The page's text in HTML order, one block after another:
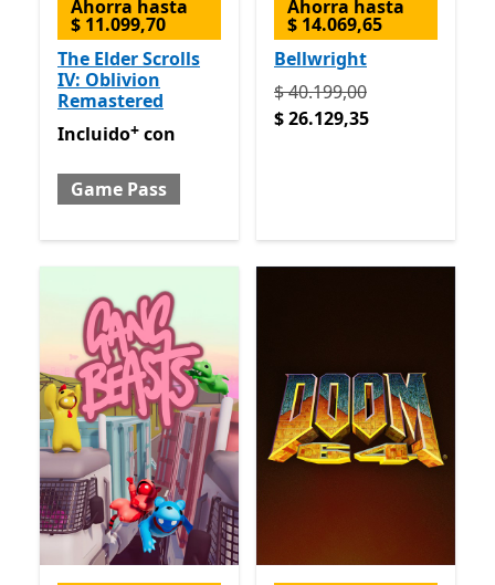
Ahorra hasta
$ 11.099,70
The Elder Scrolls
IV: Oblivion
Remastered
Incluido con Game Pass
Ofrece compras dentro de
Incluido+ con
Game Pass
Ahorra hasta
$ 14.069,65
Bellwright
Originalmente $
$ 40.199,00
$ 26.129,35